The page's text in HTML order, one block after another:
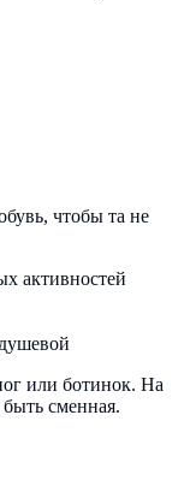
чтобы та не
активностей
или ботинок. На
сменная.